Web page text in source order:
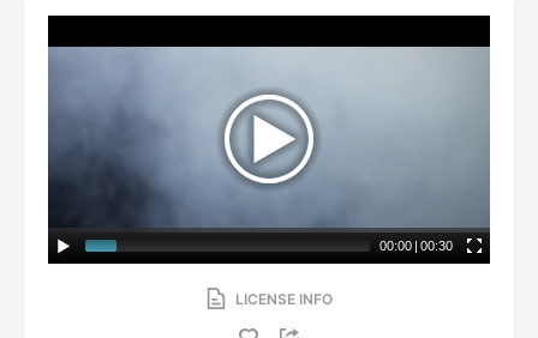
00:00 | 00:30
LICENSE INFO